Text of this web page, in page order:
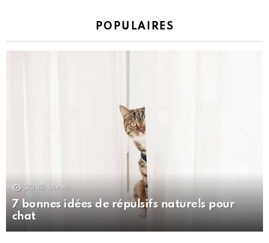
POPULAIRES
20.8k Views
7 bonnes idées de répulsifs naturels pour
chat